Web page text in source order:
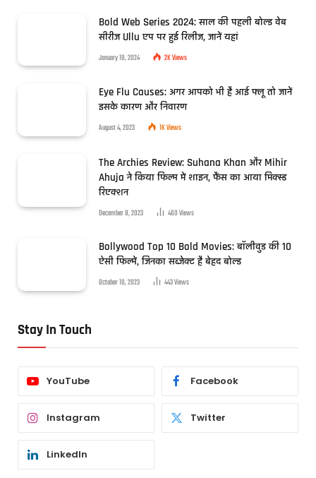
Bold Web Series 2024: साल की पहली बोल्ड वेब
सीरीज Ullu एप पर हुई रिलीज, जानें यहां
January 18, 2024 2KViews
Eye Flu Causes: अगर आपको भी है आई फ्लू तो जानें
इसके कारण और निवारण
August 4, 2023 1KViews
The Archies Review: Suhana Khan और Mihir
Ahuja ने किया फिल्म में शाइन, फैंस का आया मिक्स्ड
रिएक्शन
December 8, 2023 460Views
Bollywood Top 10 Bold Movies: बॉलीवुड की 10
ऐसी फिल्में, जिनका सब्जेक्ट है बेहद बोल्ड
October 10, 2023 443Views
Stay In Touch
YouTube Facebook
Instagram Twitter
LinkedIn